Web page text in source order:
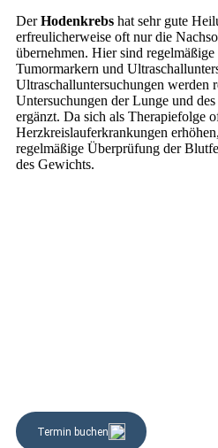
DerHodenkrebs hat sehr gute
erfreulicherweise oft nur die
übernehmen. Hier sind
Tumormarkern und
Ultraschalluntersuchungen werden
Untersuchungen der Lunge und
ergänzt. Da sich als Therapiefolge
Herzkreislauferkrankungen
regelmäßige Überprüfung der
des Gewichts.